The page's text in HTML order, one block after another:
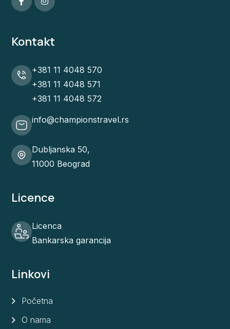
Kontakt
+381 11 4048 570
+381 11 4048 571
+381 11 4048 572
info@championstravel.rs
Dubljanska 50,
11000 Beograd
Licence
Licenca
Bankarska garancija
Linkovi
Početna
O nama